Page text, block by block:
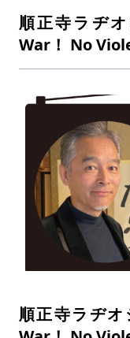
順正寺ラヂ
War！ No
順正寺ラヂ